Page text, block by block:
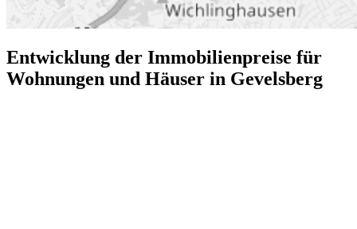
Entwicklung der Immobilienpreise für
Wohnungen und Häuser in Gevelsberg